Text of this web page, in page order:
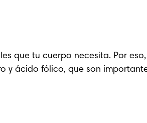
que tu cuerpo necesita. Por
ácido fólico, que son